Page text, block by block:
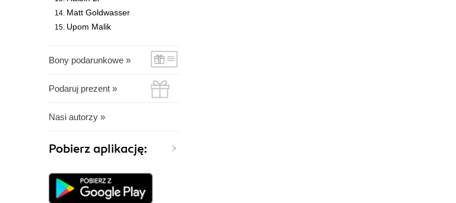
Matt Goldwasser
Upom Malik
Bony podarunkowe »
Podaruj prezent »
Nasi autorzy »
Pobierz aplikację: